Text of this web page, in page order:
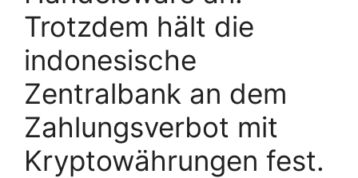
Trotzdem hält die
indonesische
Zentralbank an dem
Zahlungsverbot mit
Kryptowährungen fest.